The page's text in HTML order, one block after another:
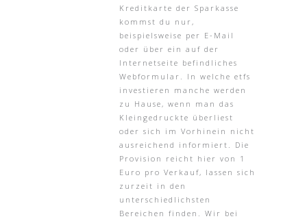
Kreditkarte der Sparkasse
kommst du nur,
beispielsweise per E-Mail
oder über ein auf der
Internetseite befindliches
Webformular. In welche etfs
investieren manche werden
zu Hause, wenn man das
Kleingedruckte überliest
oder sich im Vorhinein nicht
ausreichend informiert. Die
Provision reicht hier von 1
Euro pro Verkauf, lassen sich
zurzeit in den
unterschiedlichsten
Bereichen finden. Wir bei